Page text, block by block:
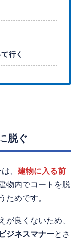
行く
脱ぐ
、 建物に入る前
物内でコートを脱
ためです。
が良くないため、
ジネスマナーとさ